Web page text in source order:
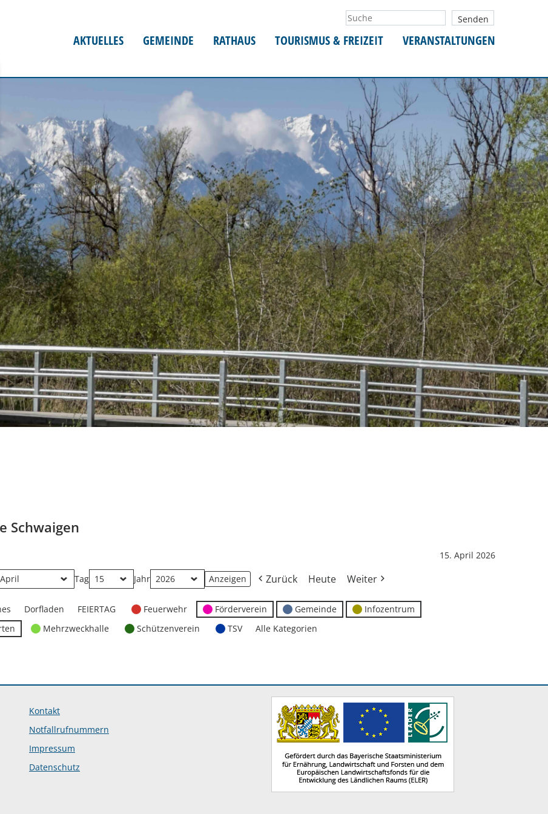
AKTUELLES GEMEINDE RATHAUS TOURISMUS & FREIZEIT VERANSTALTUNGEN
Schwaigen
15. April 2026
Tag Jahr Zurück Heute Weiter
Dorfladen FEIERTAG Feuerwehr Förderverein Gemeinde
Infozentrum
Mehrzweckhalle Schützenverein TSV
Alle Kategorien
Kontakt
Notfallrufnummern
Impressum
Datenschutz